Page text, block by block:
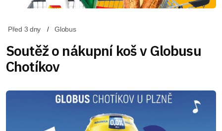
Před 3 dny Globus
Soutěž o nákupní koš v Globusu
Chotíkov